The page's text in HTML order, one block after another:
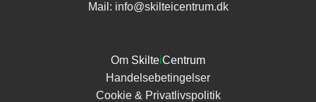
Mail: info@skilteicentrum.dk
Om SkilteiCentrum
Handelsebetingelser
Cookie & Privatlivspolitik